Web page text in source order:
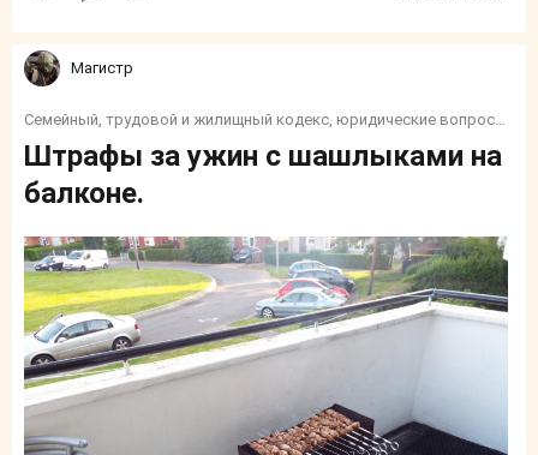
Магистр
Семейный, трудовой и жилищный кодекс, юридические вопросы, налоги, социалка, финансы, пособия и тп.
Штрафы за ужин с шашлыками на
балконе.